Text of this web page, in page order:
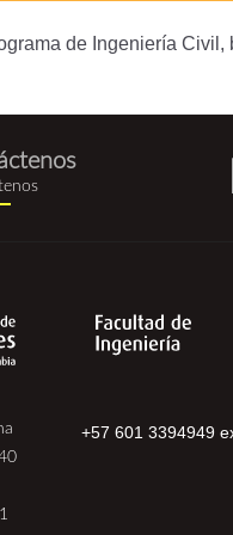
de Ingeniería
+57 601 3394949